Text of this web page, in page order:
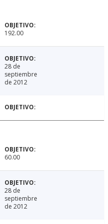
192.00
28 de
septiembre
de 2012
60.00
28 de
septiembre
de 2012